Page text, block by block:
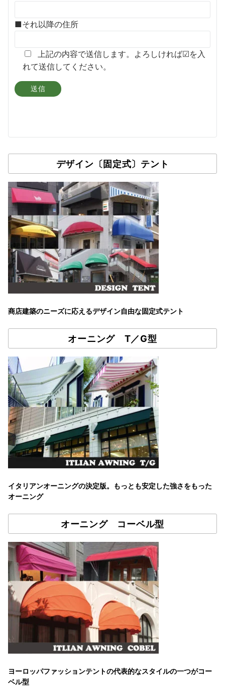
■それ以降の住所
上記の内容で送信します。よろしければ☑を入
れて送信してください。
デザイン〔固定式〕テント
商店建築のニーズに応えるデザイン自由な固定式テント
オーニング T／G型
イタリアンオーニングの決定版。もっとも安定した強さをもった
オーニング
オーニング コーベル型
ヨーロッパファッションテントの代表的なスタイルの一つがコー
ベル型